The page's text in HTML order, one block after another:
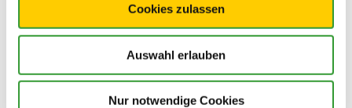
Cookies zulassen
Auswahl erlauben
Nur notwendige Cookies